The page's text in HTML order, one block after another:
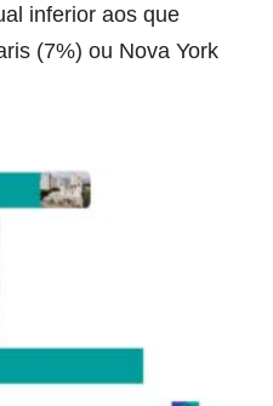
inferior aos que
(7%) ou Nova York